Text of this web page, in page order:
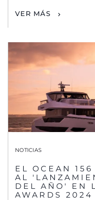
VER MÁS
NOTICIAS
EL OCEAN
AL
DEL AÑO' EN
AWARDS 2024